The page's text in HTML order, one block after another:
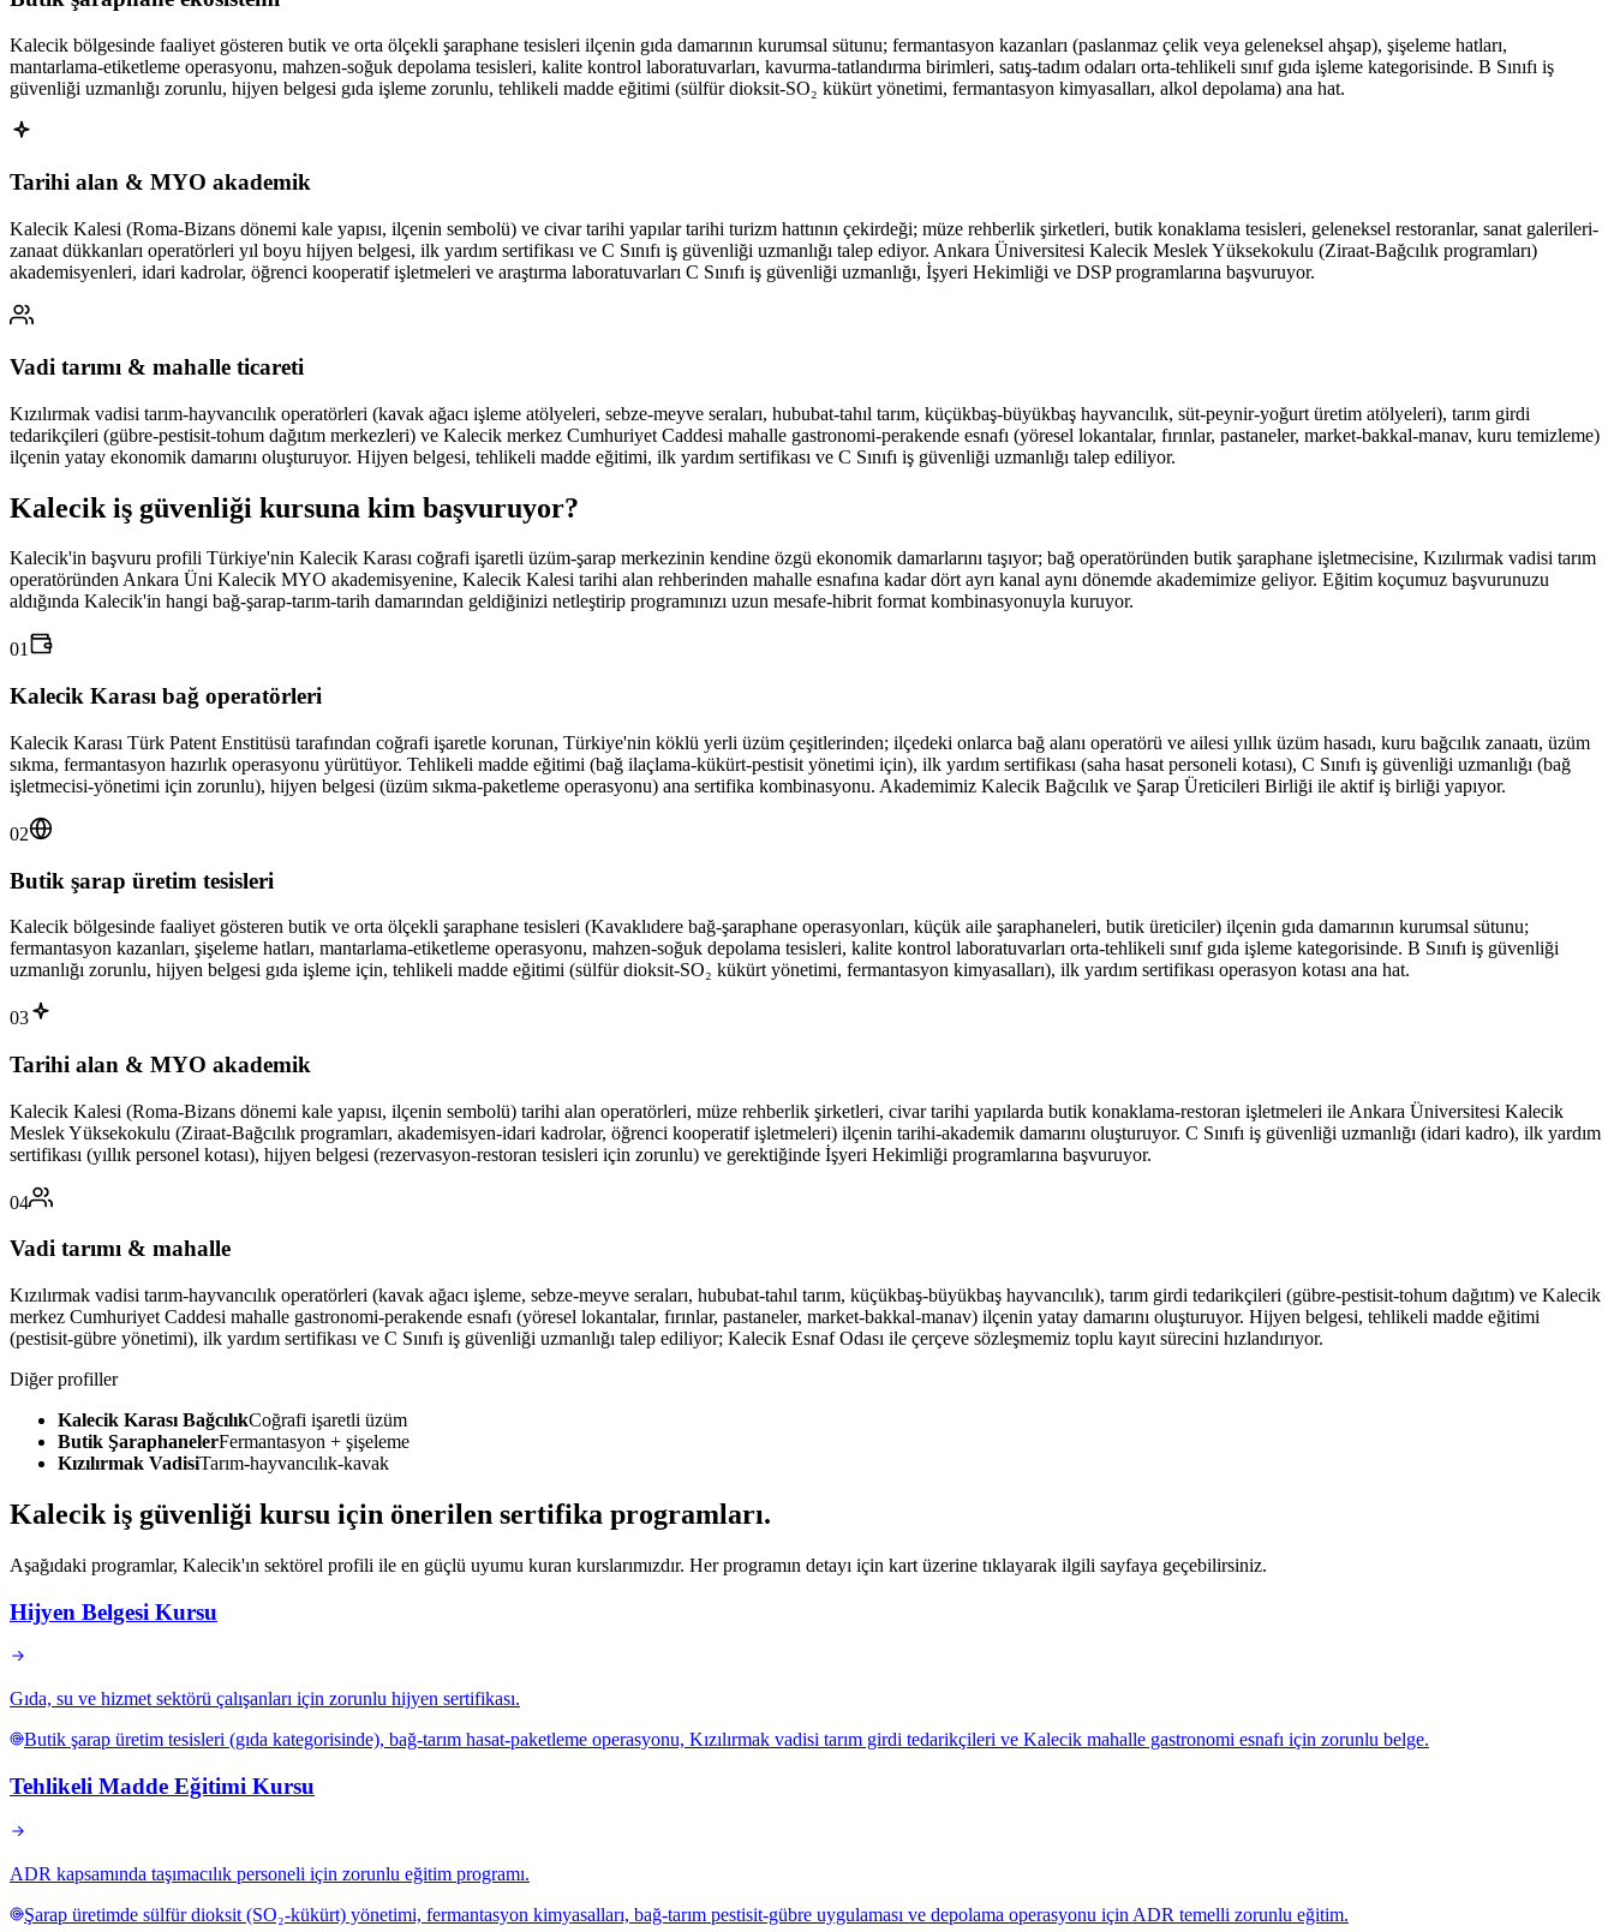
Kalecik bölgesinde faaliyet gösteren butik ve orta ölçekli şaraphane tesisleri ilçenin gıda damarının kurumsal sütunu; fermantasyon kazanları (paslanmaz çelik veya geleneksel ahşap), şişeleme hatları,
mantarlama-etiketleme operasyonu, mahzen-soğuk depolama tesisleri, kalite kontrol laboratuvarları, kavurma-tatlandırma birimleri, satış-tadım odaları orta-tehlikeli sınıf gıda işleme kategorisinde. B Sınıfı iş
güvenliği uzmanlığı zorunlu, hijyen belgesi gıda işleme zorunlu, tehlikeli madde eğitimi (sülfür dioksit-SO₂ kükürt yönetimi, fermantasyon kimyasalları, alkol depolama) ana hat.
Tarihi alan & MYO akademik
Kalecik Kalesi (Roma-Bizans dönemi kale yapısı, ilçenin sembolü) ve civar tarihi yapılar tarihi turizm hattının çekirdeği; müze rehberlik şirketleri, butik konaklama tesisleri, geleneksel restoranlar, sanat galerileri-
zanaat dükkanları operatörleri yıl boyu hijyen belgesi, ilk yardım sertifikası ve C Sınıfı iş güvenliği uzmanlığı talep ediyor. Ankara Üniversitesi Kalecik Meslek Yüksekokulu (Ziraat-Bağcılık programları)
akademisyenleri, idari kadrolar, öğrenci kooperatif işletmeleri ve araştırma laboratuvarları C Sınıfı iş güvenliği uzmanlığı, İşyeri Hekimliği ve DSP programlarına başvuruyor.
Vadi tarımı & mahalle ticareti
Kızılırmak vadisi tarım-hayvancılık operatörleri (kavak ağacı işleme atölyeleri, sebze-meyve seraları, hububat-tahıl tarım, küçükbaş-büyükbaş hayvancılık, süt-peynir-yoğurt üretim atölyeleri), tarım girdi
tedarikçileri (gübre-pestisit-tohum dağıtım merkezleri) ve Kalecik merkez Cumhuriyet Caddesi mahalle gastronomi-perakende esnafı (yöresel lokantalar, fırınlar, pastaneler, market-bakkal-manav, kuru temizleme)
ilçenin yatay ekonomik damarını oluşturuyor. Hijyen belgesi, tehlikeli madde eğitimi, ilk yardım sertifikası ve C Sınıfı iş güvenliği uzmanlığı talep ediliyor.
Kalecik iş güvenliği kursuna kim başvuruyor?
Kalecik'in başvuru profili Türkiye'nin Kalecik Karası coğrafi işaretli üzüm-şarap merkezinin kendine özgü ekonomik damarlarını taşıyor; bağ operatöründen butik şaraphane işletmecisine, Kızılırmak vadisi tarım
operatöründen Ankara Üni Kalecik MYO akademisyenine, Kalecik Kalesi tarihi alan rehberinden mahalle esnafına kadar dört ayrı kanal aynı dönemde akademimize geliyor. Eğitim koçumuz başvurunuzu
aldığında Kalecik'in hangi bağ-şarap-tarım-tarih damarından geldiğinizi netleştirip programınızı uzun mesafe-hibrit format kombinasyonuyla kuruyor.
01
Kalecik Karası bağ operatörleri
Kalecik Karası Türk Patent Enstitüsü tarafından coğrafi işaretle korunan, Türkiye'nin köklü yerli üzüm çeşitlerinden; ilçedeki onlarca bağ alanı operatörü ve ailesi yıllık üzüm hasadı, kuru bağcılık zanaatı, üzüm
sıkma, fermantasyon hazırlık operasyonu yürütüyor. Tehlikeli madde eğitimi (bağ ilaçlama-kükürt-pestisit yönetimi için), ilk yardım sertifikası (saha hasat personeli kotası), C Sınıfı iş güvenliği uzmanlığı (bağ
işletmecisi-yönetimi için zorunlu), hijyen belgesi (üzüm sıkma-paketleme operasyonu) ana sertifika kombinasyonu. Akademimiz Kalecik Bağcılık ve Şarap Üreticileri Birliği ile aktif iş birliği yapıyor.
02
Butik şarap üretim tesisleri
Kalecik bölgesinde faaliyet gösteren butik ve orta ölçekli şaraphane tesisleri (Kavaklıdere bağ-şaraphane operasyonları, küçük aile şaraphaneleri, butik üreticiler) ilçenin gıda damarının kurumsal sütunu;
fermantasyon kazanları, şişeleme hatları, mantarlama-etiketleme operasyonu, mahzen-soğuk depolama tesisleri, kalite kontrol laboratuvarları orta-tehlikeli sınıf gıda işleme kategorisinde. B Sınıfı iş güvenliği
uzmanlığı zorunlu, hijyen belgesi gıda işleme için, tehlikeli madde eğitimi (sülfür dioksit-SO₂ kükürt yönetimi, fermantasyon kimyasalları), ilk yardım sertifikası operasyon kotası ana hat.
03
Tarihi alan & MYO akademik
Kalecik Kalesi (Roma-Bizans dönemi kale yapısı, ilçenin sembolü) tarihi alan operatörleri, müze rehberlik şirketleri, civar tarihi yapılarda butik konaklama-restoran işletmeleri ile Ankara Üniversitesi Kalecik
Meslek Yüksekokulu (Ziraat-Bağcılık programları, akademisyen-idari kadrolar, öğrenci kooperatif işletmeleri) ilçenin tarihi-akademik damarını oluşturuyor. C Sınıfı iş güvenliği uzmanlığı (idari kadro), ilk yardım
sertifikası (yıllık personel kotası), hijyen belgesi (rezervasyon-restoran tesisleri için zorunlu) ve gerektiğinde İşyeri Hekimliği programlarına başvuruyor.
04
Vadi tarımı & mahalle
Kızılırmak vadisi tarım-hayvancılık operatörleri (kavak ağacı işleme, sebze-meyve seraları, hububat-tahıl tarım, küçükbaş-büyükbaş hayvancılık), tarım girdi tedarikçileri (gübre-pestisit-tohum dağıtım) ve Kalecik
merkez Cumhuriyet Caddesi mahalle gastronomi-perakende esnafı (yöresel lokantalar, fırınlar, pastaneler, market-bakkal-manav) ilçenin yatay damarını oluşturuyor. Hijyen belgesi, tehlikeli madde eğitimi
(pestisit-gübre yönetimi), ilk yardım sertifikası ve C Sınıfı iş güvenliği uzmanlığı talep ediliyor; Kalecik Esnaf Odası ile çerçeve sözleşmemiz toplu kayıt sürecini hızlandırıyor.
Diğer profiller
Kalecik Karası BağcılıkCoğrafi işaretli üzüm
Butik ŞaraphanelerFermantasyon + şişeleme
Kızılırmak VadisiTarım-hayvancılık-kavak
Kalecik iş güvenliği kursu için önerilen sertifika programları.
Aşağıdaki programlar, Kalecik'ın sektörel profili ile en güçlü uyumu kuran kurslarımızdır. Her programın detayı için kart üzerine tıklayarak ilgili sayfaya geçebilirsiniz.
Hijyen Belgesi Kursu
Gıda, su ve hizmet sektörü çalışanları için zorunlu hijyen sertifikası.
Butik şarap üretim tesisleri (gıda kategorisinde), bağ-tarım hasat-paketleme operasyonu, Kızılırmak vadisi tarım girdi tedarikçileri ve Kalecik mahalle gastronomi esnafı için zorunlu belge.
Tehlikeli Madde Eğitimi Kursu
ADR kapsamında taşımacılık personeli için zorunlu eğitim programı.
Şarap üretimde sülfür dioksit (SO₂-kükürt) yönetimi, fermantasyon kimyasalları, bağ-tarım pestisit-gübre uygulaması ve depolama operasyonu için ADR temelli zorunlu eğitim.